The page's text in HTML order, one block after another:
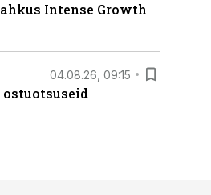
Intense Growth
04.08.26, 09:15
ostuotsuseid